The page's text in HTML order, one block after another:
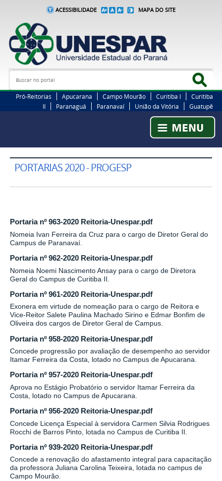
ACESSIBILIDADE MAPA DO SITE
Busca
Pró-Reitorias Apucarana Campo Mourão Curitiba I
Curitiba
II
Paranaguá Paranavaí União da Vitória Guatupê
PORTARIAS 2020 - PROGESP
Portaria nº 963-2020 Reitoria-Unespar.pdf
Nomeia Ivan Ferreira da Cruz para o cargo de Diretor Geral do
Campus de Paranavaí.
Portaria nº 962-2020 Reitoria-Unespar.pdf
Nomeia Noemi Nascimento Ansay para o cargo de Diretora
Geral do Campus de Curitiba II.
Portaria nº 961-2020 Reitoria-Unespar.pdf
Exonera em virtude de nomeação para o cargo de Reitora e
Vice-Reitor Salete Paulina Machado Sirino e Edmar Bonfim de
Oliveira dos cargos de Diretor Geral de Campus.
Portaria nº 958-2020 Reitoria-Unespar.pdf
Concede progressão por avaliação de desempenho ao servidor
Itamar Ferreira da Costa, lotado no Campus de Apucarana.
Portaria nº 957-2020 Reitoria-Unespar.pdf
Aprova no Estágio Probatório o servidor Itamar Ferreira da
Costa, lotado no Campus de Apucarana.
Portaria nº 956-2020 Reitoria-Unespar.pdf
Concede Licença Especial à servidora Carmen Silvia Rodrigues
Rocchi de Barros Pinto, lotada no Campus de Curitiba II.
Portaria nº 939-2020 Reitoria-Unespar.pdf
Concede a renovação do afastamento integral para capacitação
da professora Juliana Carolina Teixeira, lotada no campus de
Campo Mourão.